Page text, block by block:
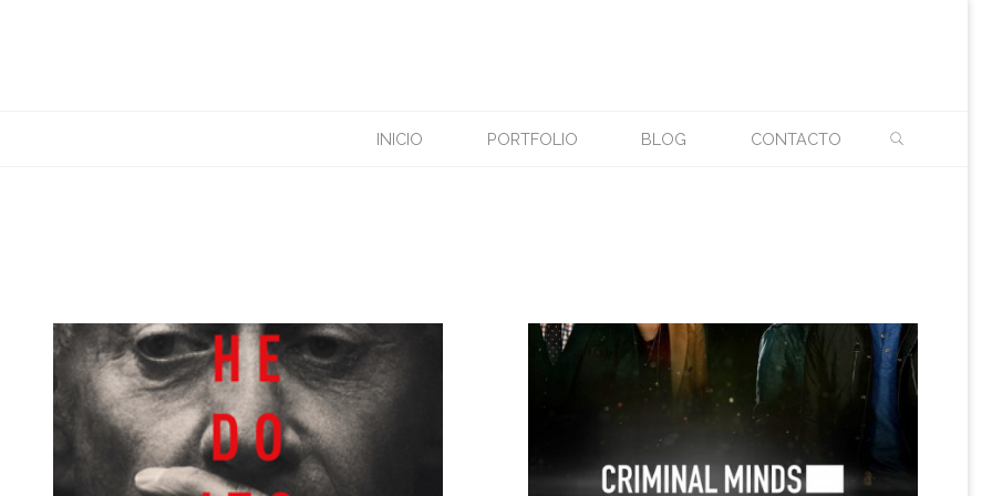
INICIO PORTFOLIO BLOG CONTACTO
ETIQUETA: CRIMEN